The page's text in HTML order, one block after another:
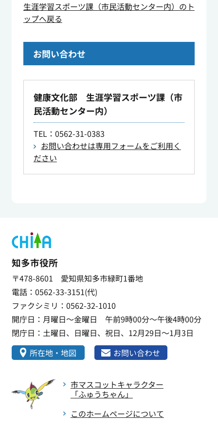
生涯学習スポーツ課（市民活動センター内）のト
ップへ戻る
お問い合わせ
健康文化部 生涯学習スポーツ課（市
民活動センター内）
TEL：0562-31-0383
お問い合わせは専用フォームをご利用く
ださい
知多市役所
〒478-8601 愛知県知多市緑町1番地
電話：0562-33-3151(代)
ファクシミリ：0562-32-1010
開庁日：月曜日～金曜日 午前9時00分～午後4時00分
閉庁日：土曜日、日曜日、祝日、12月29日～1月3日
所在地・地図
お問い合わせ
市マスコットキャラクター
「ふゅうちゃん」
このホームページについて